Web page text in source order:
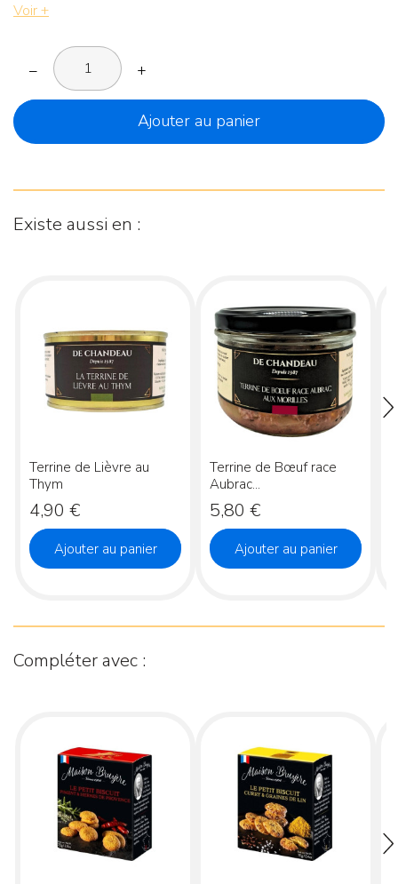
Voir +
– +
Ajouter au panier
Existe aussi en :
Terrine de Lièvre au
Thym
Prix
4,90 €
Ajouter au panier
Terrine de Bœuf race
Aubrac...
Prix
5,80 €
Ajouter au panier
Compléter avec :